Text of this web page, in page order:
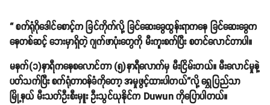
“ စက်ရုံဂိုဒေါင်စောင့်က ခြင်ကိုက်လို့ ခြင်ဆေးခွေထွန်းရာကနေ ခြင်ဆေးခွေက
နေတစ်ဆင့် ဘေးမှာရှိတဲ့ ဂျက်ဖာပုံးတွေကို မီးကူးစက်ပြီး စတင်လောင်တာပါ။
မနက်(၁)နာရီကနေစလောင်တာ (၅)နာရီလောက်မှ မီးငြိမ်းတယ်။ မီးလောင်မှုနဲ့
ပတ်သက်ပြီး စက်ရုံတာဝန်ခံကိုတော့ အမှုဖွင့်ထားပါတယ်”လို့ ရွှေပြည်သာ
မြို့နယ် မီးသတ်ဦးစီးမှူး ဦးသွင်ယုနိုင်က Duwun ကိုပြောပါတယ်။